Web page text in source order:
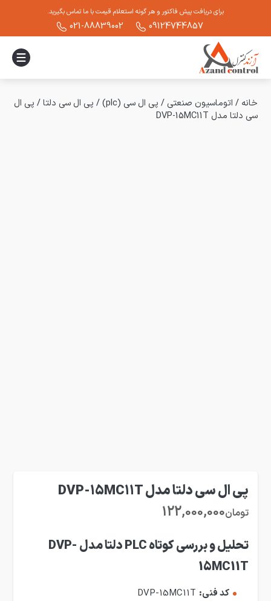
برای دریافت پیش فاکتور و هر گونه استعلام قیمت با ما تماس بگیرید.
09124744857
021-88839002
خانه / اتوماسیون صنعتی / پی ال سی (plc) / پی ال سی دلتا/ پی ال
سی دلتا مدل DVP-15MC11T
پی ال سی دلتا مدل DVP-15MC11T
تومان122,000,000
تحلیل و بررسی کوتاه PLC دلتا مدل DVP-
15MC11T
کد فنی: